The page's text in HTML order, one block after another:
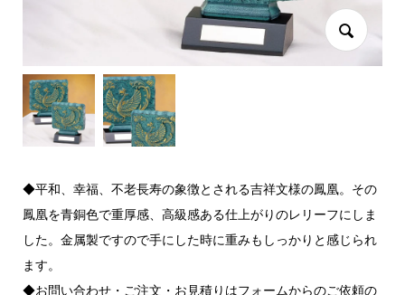
◆平和、幸福、不老長寿の象徴とされる吉祥文様の鳳凰。その
鳳凰を青銅色で重厚感、高級感ある仕上がりのレリーフにしま
した。金属製ですので手にした時に重みもしっかりと感じられ
ます。
◆お問い合わせ・ご注文・お見積りはフォームからのご依頼の